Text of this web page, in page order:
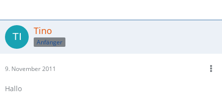
Tino
Anfänger
9. November 2011
Hallo